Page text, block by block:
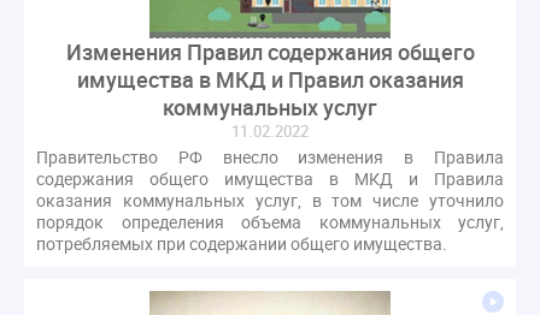
Изменения Правил содержания общего
имущества в МКД и Правил оказания
коммунальных услуг
11.02.2022
Правительство РФ внесло изменения в Правила
содержания общего имущества в МКД и Правила
оказания коммунальных услуг, в том числе уточнило
порядок определения объема коммунальных услуг,
потребляемых при содержании общего имущества.